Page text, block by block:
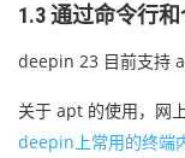
1.3 通过命令行
deepin 23 目前支持
关于 apt 的使用，网
deepin上常用的终端